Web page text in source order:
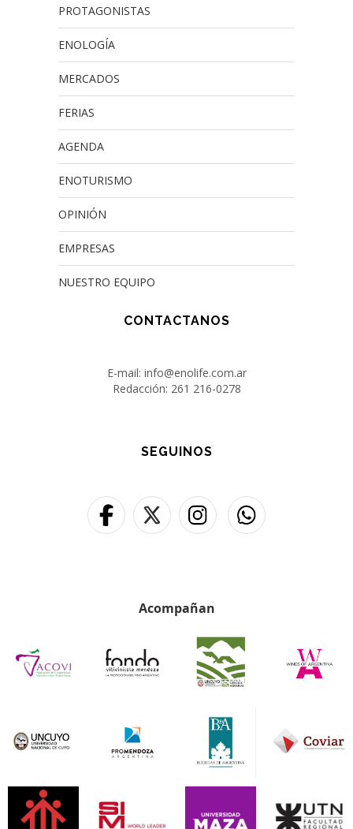
PROTAGONISTAS
ENOLOGÍA
MERCADOS
FERIAS
AGENDA
ENOTURISMO
OPINIÓN
EMPRESAS
NUESTRO EQUIPO
CONTACTANOS
E-mail: info@enolife.com.ar
Redacción: 261 216-0278
SEGUINOS
Acompañan